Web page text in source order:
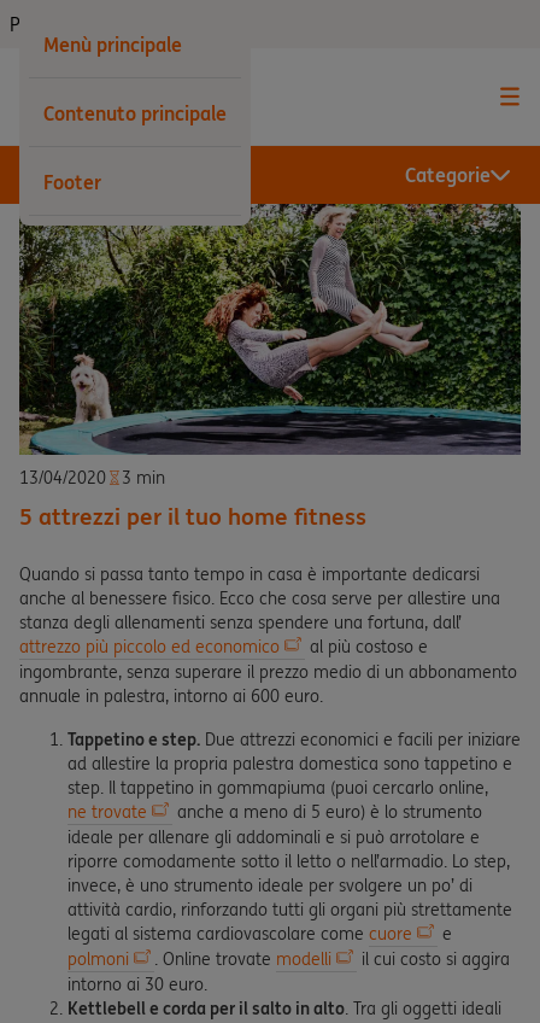
Menù principale
Contenuto principale
Footer
Privati
Categorie
13/04/2020 3 min
5 attrezzi per il tuo home fitness
Quando si passa tanto tempo in casa è importante dedicarsi
anche al benessere fisico. Ecco che cosa serve per allestire una
stanza degli allenamenti senza spendere una fortuna, dall’
attrezzo più piccolo ed economico
al più costoso e
ingombrante, senza superare il prezzo medio di un abbonamento
annuale in palestra, intorno ai 600 euro.
Tappetino e step. Due attrezzi economici e facili per iniziare
ad allestire la propria palestra domestica sono tappetino e
step. Il tappetino in gommapiuma (puoi cercarlo online,
ne trovate
anche a meno di 5 euro) è lo strumento
ideale per allenare gli addominali e si può arrotolare e
riporre comodamente sotto il letto o nell’armadio. Lo step,
invece, è uno strumento ideale per svolgere un po’ di
attività cardio, rinforzando tutti gli organi più strettamente
legati al sistema cardiovascolare come cuore
e
polmoni
. Online trovate modelli
il cui costo si aggira
intorno ai 30 euro.
Kettlebell e corda per il salto in alto. Tra gli oggetti ideali